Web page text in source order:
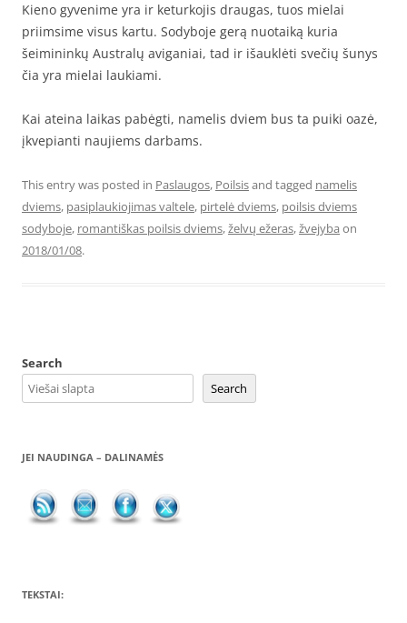
Kieno gyvenime yra ir keturkojis draugas, tuos mielai
priimsime visus kartu. Sodyboje gerą nuotaiką kuria
šeimininkų Australų aviganiai, tad ir išauklėti svečių šunys
čia yra mielai laukiami.
Kai ateina laikas pabėgti, namelis dviem bus ta puiki oazė,
įkvepianti naujiems darbams.
This entry was posted in Paslaugos, Poilsisand tagged namelis
dviems, pasiplaukiojimas valtele, pirtelė dviems, poilsis dviems
sodyboje, romantiškas poilsis dviems,želvų ežeras,žvejyba on
2018/01/08.
Search
Search
JEI NAUDINGA – DALINAMĖS
TEKSTAI: